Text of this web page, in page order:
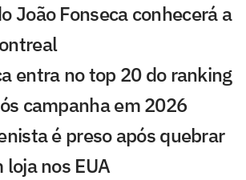
João Fonseca conhecerá a
entra no top 20 do ranking
campanha em 2026
é preso após quebrar
nos EUA